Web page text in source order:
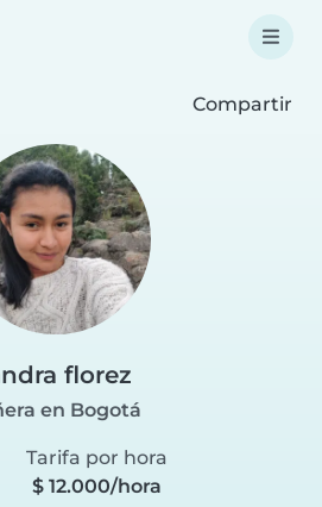
Compartir
florez
en Bogotá
Tarifa por hora
$ 12.000/hora